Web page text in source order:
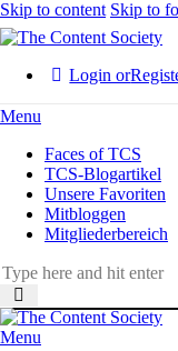
Skip to content Skip to
Login or
Menu
Faces of TCS
TCS-Blogartikel
Unsere Favoriten
Mitbloggen
Mitgliederbereich
Menu